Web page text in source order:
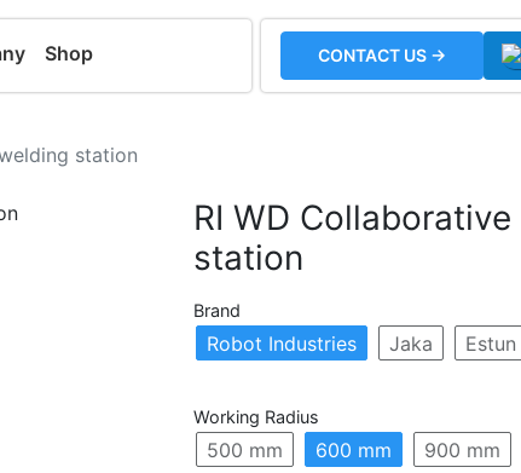
Shop CONTACT US →
station
RI WD
station
Brand
Robot Industries Jaka Estun
Working Radius
500 mm 600 mm 900 mm